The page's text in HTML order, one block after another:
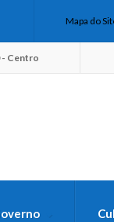
Mapa do
- Centro